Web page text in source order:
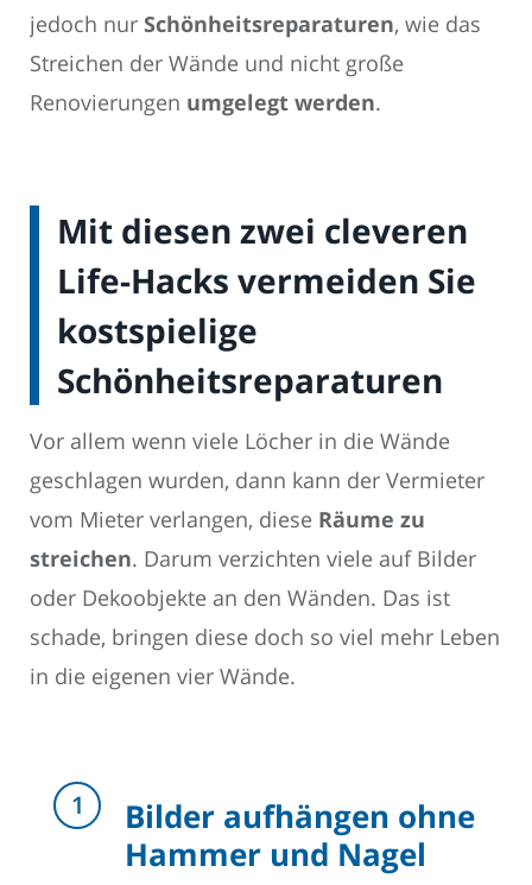
jedoch nur Schönheitsreparaturen, wie das
Streichen der Wände und nicht große
Renovierungen umgelegt werden.
Mit diesen zwei cleveren
Life-Hacks vermeiden Sie
kostspielige
Schönheitsreparaturen
Vor allem wenn viele Löcher in die Wände
geschlagen wurden, dann kann der Vermieter
vom Mieter verlangen, diese Räume zu
streichen. Darum verzichten viele auf Bilder
oder Dekoobjekte an den Wänden. Das ist
schade, bringen diese doch so viel mehr Leben
in die eigenen vier Wände.
Bilder aufhängen ohne
Hammer und Nagel